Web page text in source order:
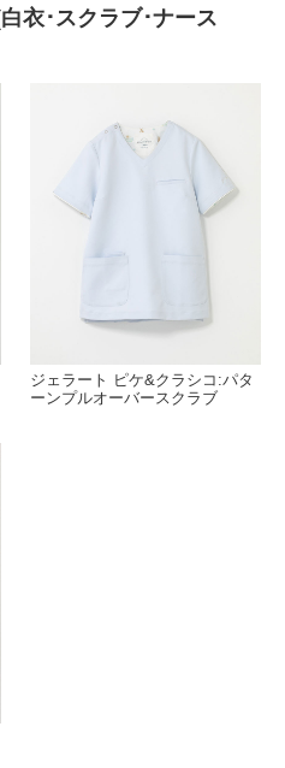
衣･スクラブ･ナース
ジェラート ピケ&クラシコ:パタ
ーンプルオーバースクラブ